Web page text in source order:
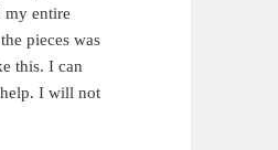
my entire
pieces was
this. I can
I will not